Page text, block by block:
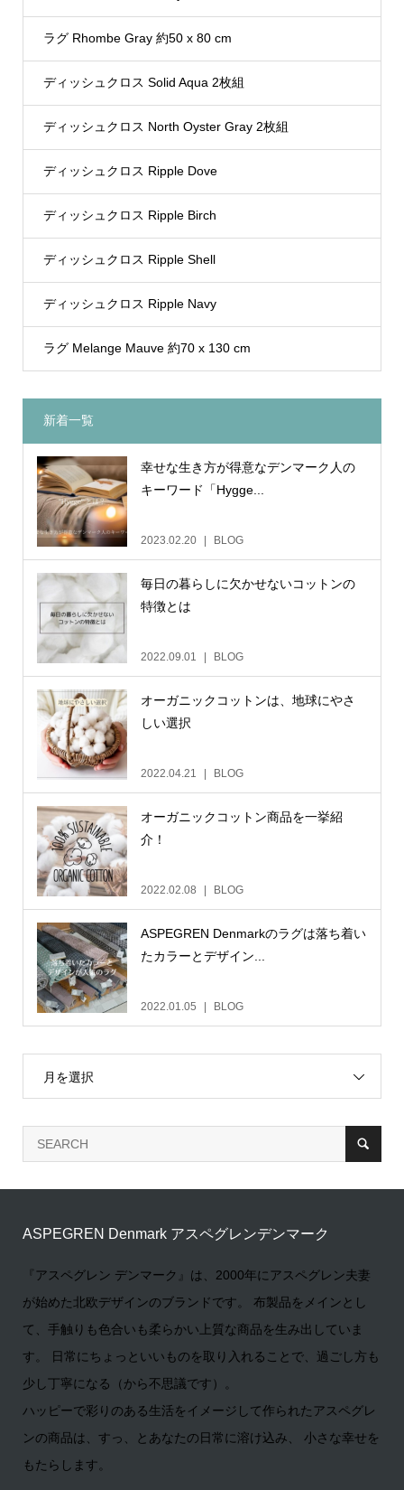
ラグ Rhombe Gray 約50 x 80 cm
ディッシュクロス Solid Aqua 2枚組
ディッシュクロス North Oyster Gray 2枚組
ディッシュクロス Ripple Dove
ディッシュクロス Ripple Birch
ディッシュクロス Ripple Shell
ディッシュクロス Ripple Navy
ラグ Melange Mauve 約70 x 130 cm
新着一覧
幸せな生き方が得意なデンマーク人の
キーワード「Hygge...
2023.02.20 BLOG
毎日の暮らしに欠かせないコットンの
特徴とは
2022.09.01 BLOG
オーガニックコットンは、地球にやさ
しい選択
2022.04.21 BLOG
オーガニックコットン商品を一挙紹
介！
2022.02.08 BLOG
ASPEGREN Denmarkのラグは落ち着い
たカラーとデザイン...
2022.01.05 BLOG
月を選択
ASPEGREN Denmark アスペグレンデンマーク
『アスペグレン デンマーク』は、2000年にアスペグレン夫妻
が始めた北欧デザインのブランドです。 布製品をメインとし
て、手触りも色合いも柔らかい上質な商品を生み出していま
す。 日常にちょっといいものを取り入れることで、過ごし方も
少し丁寧になる（から不思議です）。
ハッピーで彩りのある生活をイメージして作られたアスペグレ
ンの商品は、すっ、とあなたの日常に溶け込み、 小さな幸せを
もたらします。